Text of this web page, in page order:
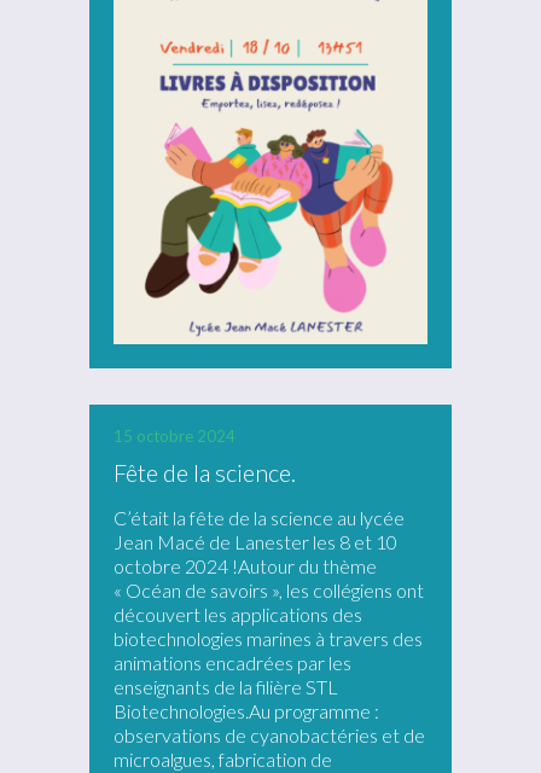
15 octobre 2024
Fête de la science.
C’était la fête de la science au lycée
Jean Macé de Lanester les 8 et 10
octobre 2024 !Autour du thème
« Océan de savoirs », les collégiens ont
découvert les applications des
biotechnologies marines à travers des
animations encadrées par les
enseignants de la filière STL
Biotechnologies.Au programme :
observations de cyanobactéries et de
microalgues, fabrication de